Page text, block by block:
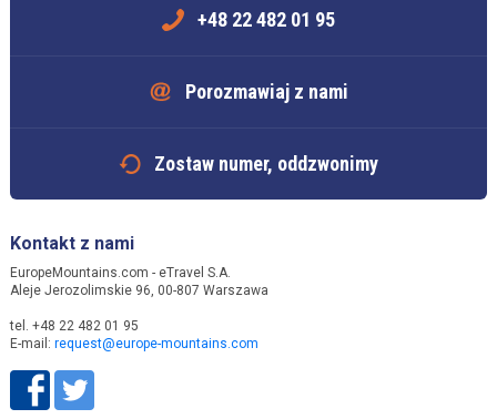
+48 22 482 01 95
Porozmawiaj z nami
Zostaw numer, oddzwonimy
Kontakt z nami
EuropeMountains.com - eTravel S.A.
Aleje Jerozolimskie 96, 00-807 Warszawa
tel. +48 22 482 01 95
E-mail: request@europe-mountains.com